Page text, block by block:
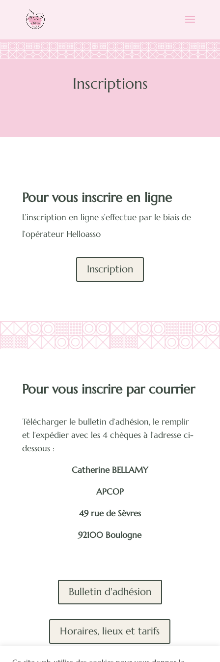
Inscriptions
Pour vous inscrire en ligne
L’inscription en ligne s’effectue par le biais de
l’opérateur Helloasso
Inscription
Pour vous inscrire par courrier
Télécharger le bulletin d’adhésion, le remplir
et l’expédier avec les 4 chèques à l’adresse ci-
dessous :
Catherine BELLAMY
APCOP
49 rue de Sèvres
92100 Boulogne
Bulletin d'adhésion
Horaires, lieux et tarifs